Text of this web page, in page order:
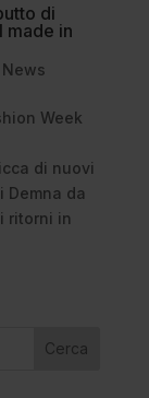
di
made in
News
Week
di nuovi
da
ritorni in
Cerca